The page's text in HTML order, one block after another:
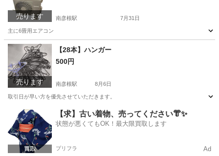
売ります 南彦根駅 7月31日
主に6畳用エアコン
滋賀 彦根市 南彦根駅 季節、空調家電
売ります
【28本】ハンガー
500円
南彦根駅 8月6日
取引日が早い方を優先させていただきます。
滋賀 彦根市 南彦根駅 洗濯用品
【求】古い着物、売ってください👘✨
状態が悪くてもOK！最大限買取します
プリフラ Ad